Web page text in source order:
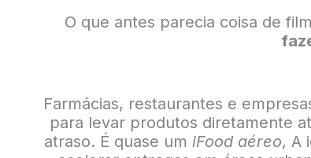
O que antes parecia coisa de
Farmácias, restaurantes e
para levar produtos diretamente
atraso. É quase um iFood aéreo, A